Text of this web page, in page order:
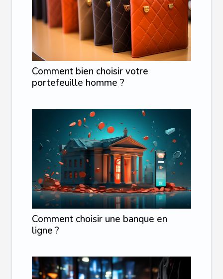
Comment bien choisir votre
portefeuille homme ?
Comment choisir une banque en
ligne ?